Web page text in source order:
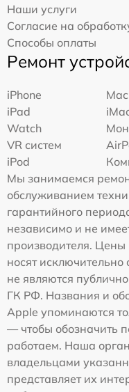
Наши услуги
Согласие на
Способы оплаты
Ремонт
iPhone
iPad
Watch
VR систем
iPod
Мы занимаемся
обслуживанием
гарантийного
независимо и не
производителя. Цены
носят
не являются
ГК РФ. Названия и
Apple упоминаются
— чтобы обозначить
работаем. Наша
владельцами
представляет их